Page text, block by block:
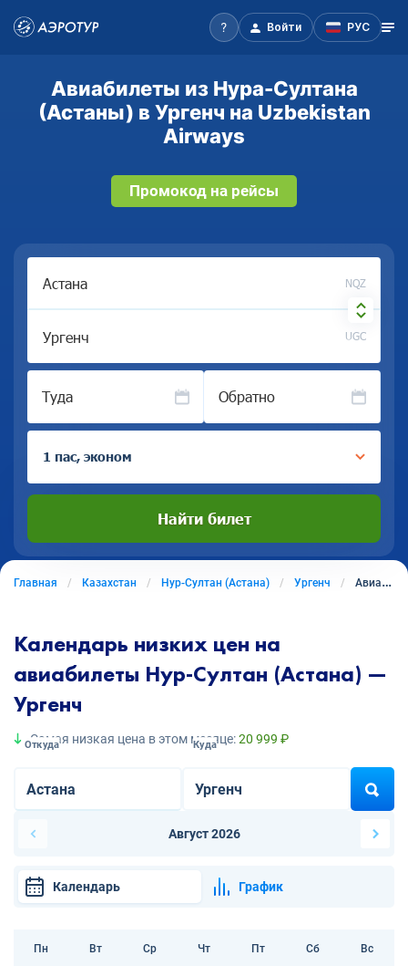
Войти РУС
Авиабилеты из Нура-Султана
(Астаны) в Ургенч на Uzbekistan
Airways
Промокод на рейсы
NQZ
UGC
Туда Обратно
1 пас, эконом
Найти билет
Главная Казахстан Нур-Султан (Астана) Ургенч Авиабилеты из Нура-Султана (Астаны) в Ургенч
Календарь низких цен на
авиабилеты Нур-Султан (Астана) —
Ургенч
Самая низкая цена в этом месяце:20 999 ₽
Откуда Куда
Август 2026
Календарь График
Пн Вт Ср Чт Пт Сб Вс